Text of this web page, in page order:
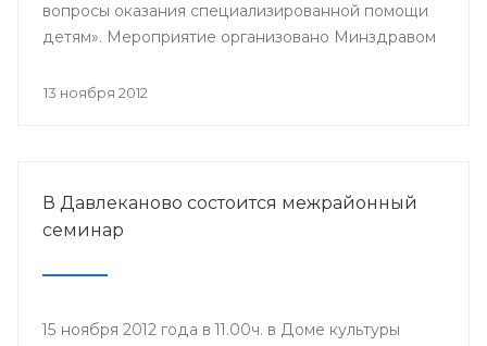
вопросы оказания специализированной помощи
детям». Мероприятие организовано Минздравом
медицинской помощи.
13 ноября 2012
В Давлеканово состоится межрайонный
семинар
15 ноября 2012 года в 11.00ч. в Доме культуры